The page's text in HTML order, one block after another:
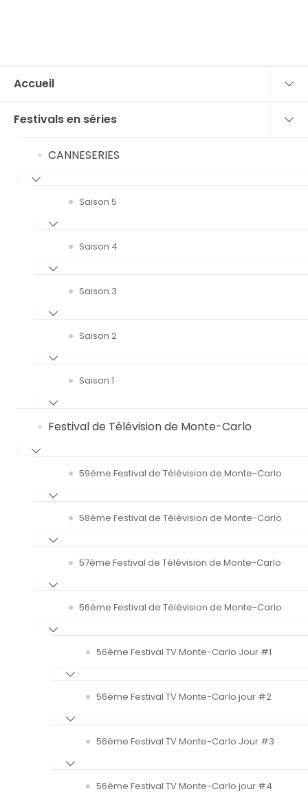
Accueil
Festivals en séries
CANNESERIES
Saison 5
Saison 4
Saison 3
Saison 2
Saison 1
Festival de Télévision de Monte-Carlo
59ème Festival de Télévision de Monte-Carlo
58ème Festival de Télévision de Monte-Carlo
57ème Festival de Télévision de Monte-Carlo
56ème Festival de Télévision de Monte-Carlo
56ème Festival TV Monte-Carlo Jour #1
56ème Festival TV Monte-Carlo jour #2
56ème Festival TV Monte-Carlo Jour #3
56ème Festival TV Monte-Carlo jour #4